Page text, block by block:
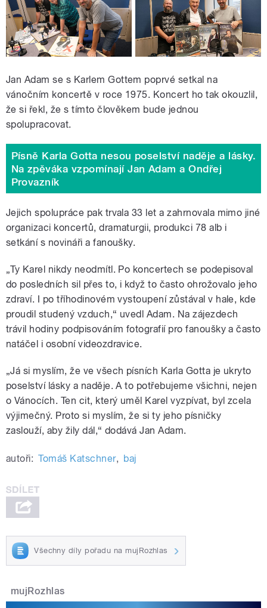
Jan Adam se s Karlem Gottem poprvé setkal na
vánočním koncertě v roce 1975. Koncert ho tak okouzlil,
že si řekl, že s tímto člověkem bude jednou
spolupracovat.
Písně Karla Gotta nesou poselství naděje a lásky.
Na zpěváka vzpomínají Jan Adam a Ondřej
Provazník
Jejich spolupráce pak trvala 33 let a zahrnovala mimo jiné
organizaci koncertů, dramaturgii, produkci 78 alb i
setkání s novináři a fanoušky.
„Ty Karel nikdy neodmítl. Po koncertech se podepisoval
do posledních sil přes to, i když to často ohrožovalo jeho
zdraví. I po tříhodinovém vystoupení zůstával v hale, kde
proudil studený vzduch,“ uvedl Adam. Na zájezdech
trávil hodiny podpisováním fotografií pro fanoušky a často
natáčel i osobní videozdravice.
„Já si myslím, že ve všech písních Karla Gotta je ukryto
poselství lásky a naděje. A to potřebujeme všichni, nejen
o Vánocích. Ten cit, který uměl Karel vyzpívat, byl zcela
výjimečný. Proto si myslím, že si ty jeho písničky
zaslouží, aby žily dál,“ dodává Jan Adam.
autoři: Tomáš Katschner, baj
Všechny díly pořadu na mujRozhlas
mujRozhlas